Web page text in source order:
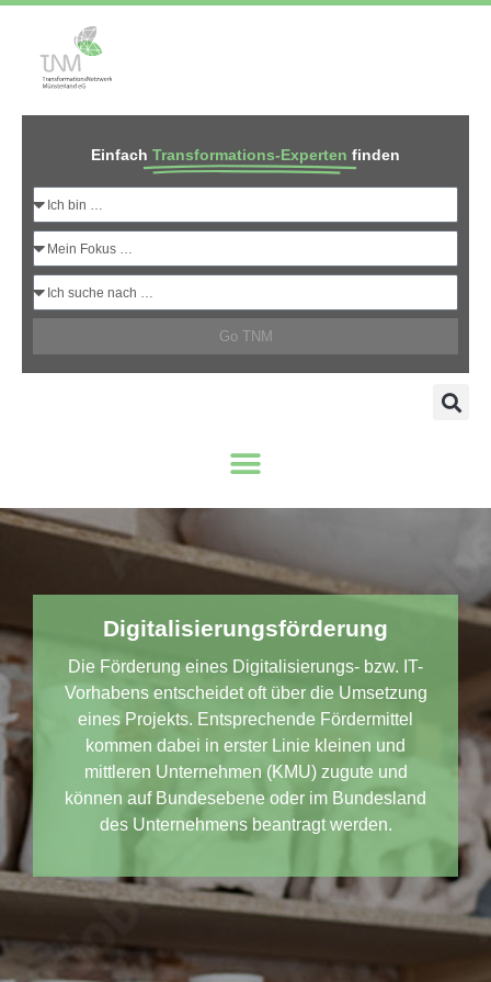
Einfach Transformations-Experten finden
Go TNM
Digitalisierungsförderung
Die Förderung eines Digitalisierungs- bzw. IT-
Vorhabens entscheidet oft über die Umsetzung
eines Projekts. Entsprechende Fördermittel
kommen dabei in erster Linie kleinen und
mittleren Unternehmen (KMU) zugute und
können auf Bundesebene oder im Bundesland
des Unternehmens beantragt werden.